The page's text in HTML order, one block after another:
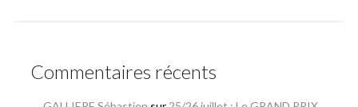
Commentaires récents